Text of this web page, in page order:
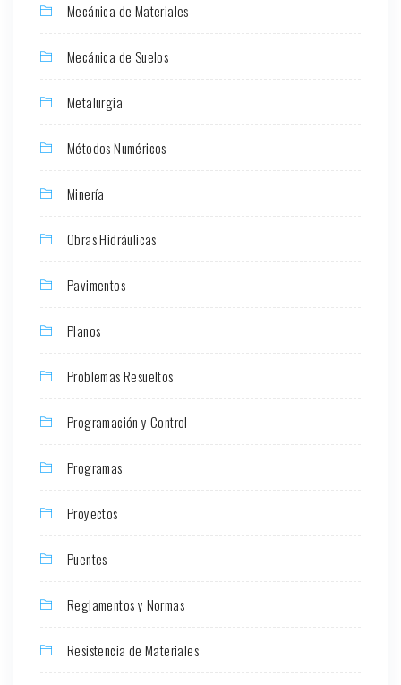
Mecánica de Materiales
Mecánica de Suelos
Metalurgia
Métodos Numéricos
Minería
Obras Hidráulicas
Pavimentos
Planos
Problemas Resueltos
Programación y Control
Programas
Proyectos
Puentes
Reglamentos y Normas
Resistencia de Materiales